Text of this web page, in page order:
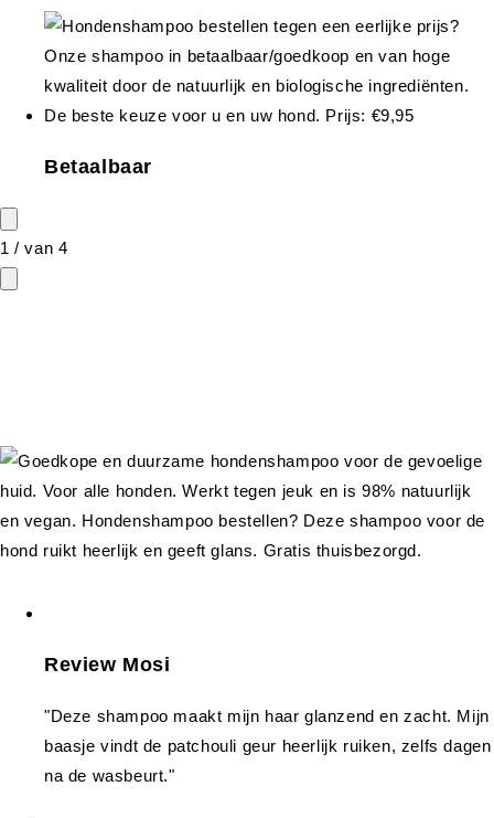
Betaalbaar
1 /van 4
Review Mosi
"Deze shampoo maakt mijn haar glanzend en zacht. Mijn
baasje vindt de patchouli geur heerlijk ruiken, zelfs dagen
na de wasbeurt."